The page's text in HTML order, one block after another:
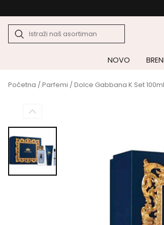
NOVO
Početna /Parfemi / Dolce Gabbana K Set